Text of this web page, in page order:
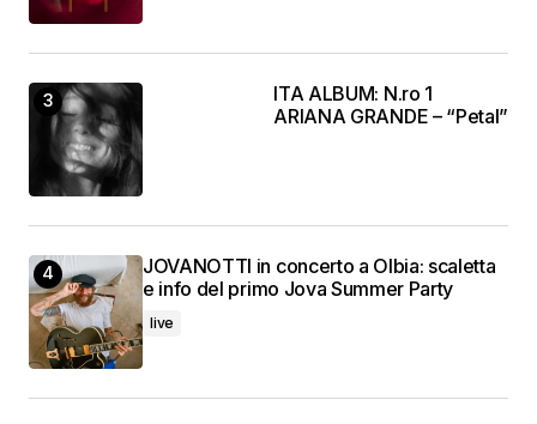
ITA ALBUM: N.ro 1
ARIANA GRANDE – “Petal”
JOVANOTTI in concerto a Olbia: scaletta
e info del primo Jova Summer Party
live